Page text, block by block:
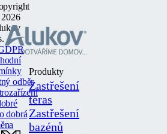
Produkty
Zastřešení
teras
Zastřešení
bazénů
odběr
dobrá